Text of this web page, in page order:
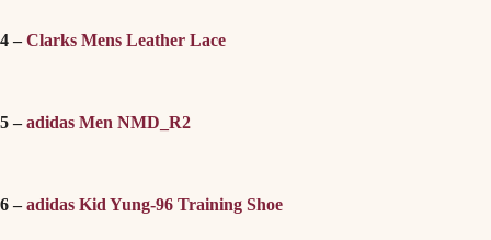
4 –Clarks Mens Leather Lace
5 –adidas Men NMD_R2
6 –adidas Kid Yung-96 Training Shoe